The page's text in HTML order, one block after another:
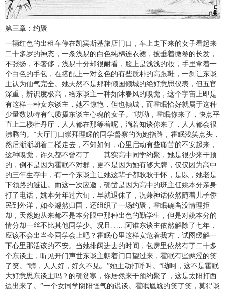
第三章：约聚
一辆红色的出租车停在凯宾斯基旅店门口，车上走下来的女子看起来
二十多岁的神态，一条浅易的白色纯棉连衣裙，披垂着微卷的长发，
不张扬，不奢侈，浅易十分却很耐看，脸上是浅浅的妆，手里拿着一
个白色的手包，在搭配上一对玄色的有些质朴的高跟鞋，一刹让东谈
主认为仙气完全。她天然不是那种倾国倾城的绝好意思仪表，但五官
深重，辨识度极高，给东谈主一种如沐春风的嗅觉，这个宇宙上即是
有这样一种女东谈主，她不惊艳，但也倾城，而霍眠恰好就属于这种
少量数以特有气质摄东谈主心魂的女子。“哎呦，霍眠你来了，快点平
直上二楼牡丹厅，人人都在那等着呢，淌若知谈你来了，人人都会很
沸腾的。”大厅门口崇拜理睬的同学督察的为她指路，霍眠浅笑点头，
然后渐渐朝着二楼走去，不知如何，心里启动有些痛苦的不安起来，
这种嗅觉，许久都不曾有了……其实高中同学约聚，她是很少来干预
的，倒不是因为霍眠不对群，更不是因为她有够大牌，仅仅因为高中
的三年生存中，有一个东谈主让她这辈子都耿耿于怀，是以，她老是
下领路的避让。而这一次应邀，确凿是因为高中的班主任姚本分亲身
打了电话，姚本分年过六旬，早就退休了，况兼神话依然随着儿子侨
民到外洋，如今遽然归国，还组织了一场约聚，霍眠确凿没情理拒
却，天然她从来都不是本分眼中那种出色的勤学生，但是对姚本分的
情分却一丝不比其他同学少。况且……阿谁东谈主依然解除了七年，
应该不会出当今同学会上吧？霍眠心里这样安危着我方，试图缓解一
下心里那活该的不安。当她排闼进去的时间，包房里依然有了二十多
个东谈主，听见开门声世东谈主朝着门口望过来，霍眠有些憨涩的笑
了笑。“嗨，人人好，好久不见。”她主动打呼叫。“呦呵，这不是霍眠
大好意思东谈主吗？的确贫寒，你居然来干预约聚了，这是太阳打西
边出来了。”一个女同学阴阳怪气的说谈。霍眠尴尬的笑了笑，莫得谈